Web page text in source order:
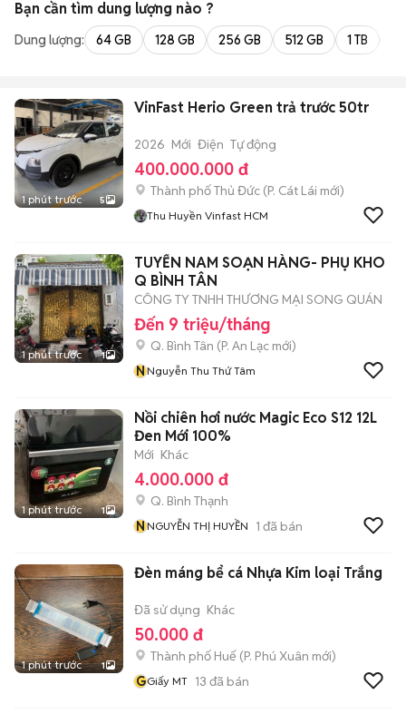
Bạn cần tìm dung lượng nào ?
Dung lượng: 64 GB 128 GB 256 GB 512 GB 1 TB
1 phút trước 5
VinFast Herio Green trả trước 50tr
2026 Mới Điện Tự động
400.000.000 đ
Thành phố Thủ Đức (P. Cát Lái mới)
Thu Huyền Vinfast HCM
1 phút trước 1
TUYỂN NAM SOẠN HÀNG- PHỤ KHO
Q BÌNH TÂN
CÔNG TY TNHH THƯƠNG MẠI SONG QUÁN
Đến 9 triệu/tháng
Q. Bình Tân (P. An Lạc mới)
NNguyễn Thu Thứ Tâm
1 phút trước 1
Nồi chiên hơi nước Magic Eco S12 12L
Đen Mới 100%
Mới Khác
4.000.000 đ
Q. Bình Thạnh
NNGUYỄN THỊ HUYỀN 1 đã bán
1 phút trước 1
Đèn máng bể cá Nhựa Kim loại Trắng
Đã sử dụng Khác
50.000 đ
Thành phố Huế (P. Phú Xuân mới)
GGiấy MT 13 đã bán